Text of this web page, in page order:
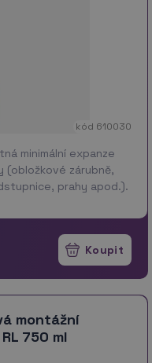
kód 610030
minimální expanze
(obložkové zárubně,
prahy apod.).
montážní
750 ml